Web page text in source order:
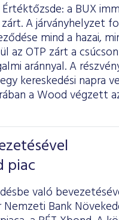
a BUX
A járványhelyzet
mind a hazai,
OTP zárt a csúcson
aránnyal. A
kereskedési napra
a Wood végzett
piac
való
Bank